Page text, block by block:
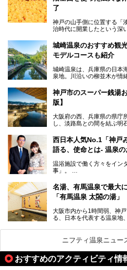
了
神戸の山手側に位置する「
治時代に開業したという深
っぱいに浮かぶアヒルちゃ
コワーキングも可能な休憩
設備で人々をアッと驚かせ
城崎温泉のおすすめ観
モデルコースも紹介
城崎温泉は、兵庫県の日本
泉地。川沿いの柳並木が情
られています。鉄道の駅か
ちょうどよい規模で、日帰
の観光スポットをピックア
盛り込んだ日帰り観光モデ
神戸市のスーパー銭湯
版】
大阪府の西、兵庫県の県庁
し、淡路島との間を結ぶ明
華街をはじめ、きらびやか
人気観光スポットもめじろ
そして、温泉好きの視点か
湯です。そのお湯をリーズ
スーパー銭湯があったら
きます！
西日本人気No.1「神戸
語る、使命とは- 温泉
温浴施設で働く方々をイン
事」。
ング西日本1位、2年連続
「神戸みなと温泉 蓮」の魅
名湯、有馬温泉で最大
「有馬温泉 太閤の湯」
大阪市内から1時間弱、神
る、日本を代表する温泉地
有名な「金泉」と「銀泉」
める、ある意味「最強」と
今回は自慢のお湯をメイン
ニフティ温泉ニュー
おすすめのアクティビティ情